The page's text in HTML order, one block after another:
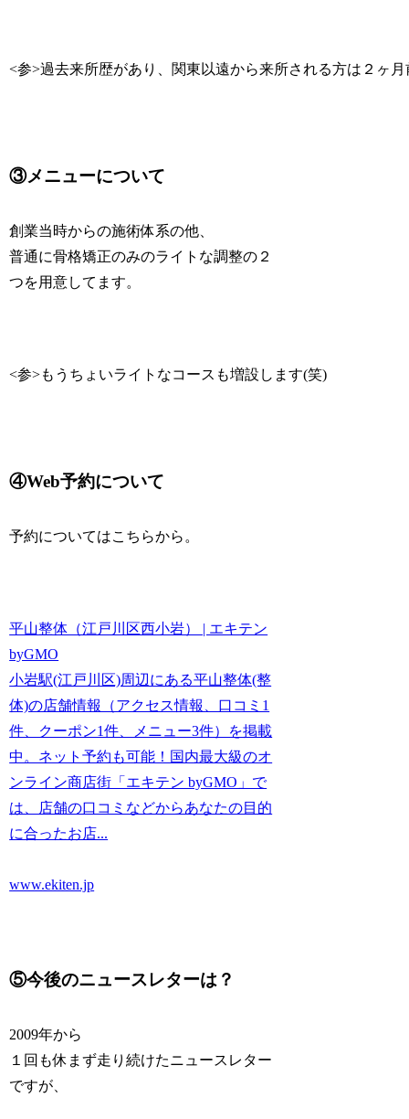
<参>過去来所歴があり、関東以遠から来所される方は２ヶ
③メニューについて
創業当時からの施術体系の他、
普通に骨格矯正のみのライトな調整の２
つを用意してます。
<参>もうちょいライトなコースも増設します(笑)
④Web予約について
予約についてはこちらから。
平山整体（江戸川区西小岩） | エキテン
byGMO
小岩駅(江戸川区)周辺にある平山整体(整
体)の店舗情報（アクセス情報、口コミ1
件、クーポン1件、メニュー3件）を掲載
中。ネット予約も可能！国内最大級のオ
ンライン商店街「エキテン byGMO」で
は、店舗の口コミなどからあなたの目的
に合ったお店...
www.ekiten.jp
⑤今後のニュースレターは？
2009年から
１回も休まず走り続けたニュースレター
ですが、